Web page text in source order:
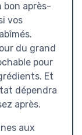
bon après-
vos
du grand
pour
Et
dépendra
après.
aux